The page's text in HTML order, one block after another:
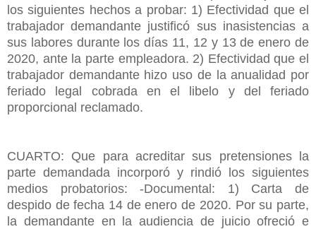
los siguientes hechos a probar: 1) Efectividad que el
trabajador demandante justificó sus inasistencias a
sus labores durante los días 11, 12 y 13 de enero de
2020, ante la parte empleadora. 2) Efectividad que el
trabajador demandante hizo uso de la anualidad por
feriado legal cobrada en el libelo y del feriado
proporcional reclamado.
CUARTO: Que para acreditar sus pretensiones la
parte demandada incorporó y rindió los siguientes
medios probatorios: -Documental: 1) Carta de
despido de fecha 14 de enero de 2020. Por su parte,
la demandante en la audiencia de juicio ofreció e